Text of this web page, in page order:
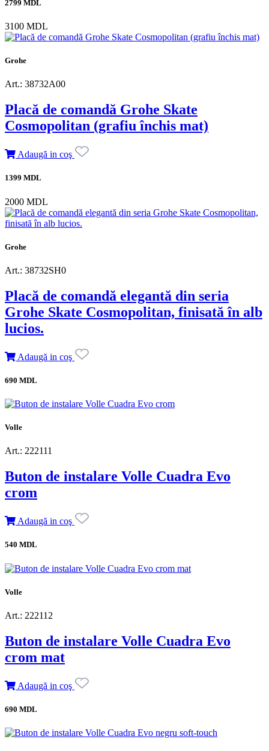
2799 MDL
3100 MDL
Grohe
Art.: 38732A00
Placă de comandă Grohe Skate
Cosmopolitan (grafiu închis mat)
Adaugă in coş
1399 MDL
2000 MDL
Grohe
Art.: 38732SH0
Placă de comandă elegantă din seria
Grohe Skate Cosmopolitan, finisată în alb
lucios.
Adaugă in coş
690 MDL
Volle
Art.: 222111
Buton de instalare Volle Cuadra Evo
crom
Adaugă in coş
540 MDL
Volle
Art.: 222112
Buton de instalare Volle Cuadra Evo
crom mat
Adaugă in coş
690 MDL